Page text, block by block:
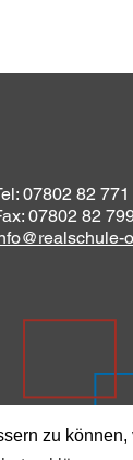
zu
07802 82 771
07802 82